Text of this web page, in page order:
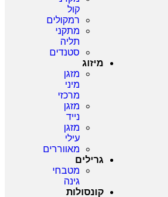
קול
רמקולים
מתקני
תליה
סטנדים
מיזוג
מזגן
מיני
מרכזי
מזגן
נייד
מזגן
עילי
מאווררים
גרילים
מטבחי
גינה
קונסולות